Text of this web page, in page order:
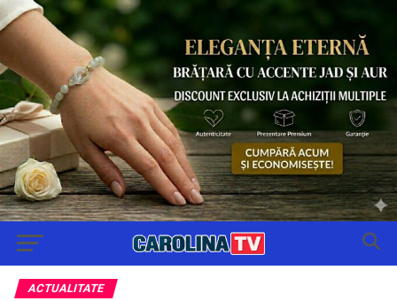
ACTUALITATE